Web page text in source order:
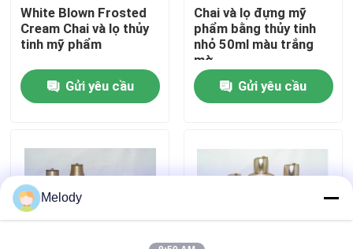
Liên hệ với chúng tôi
Yêu cầu Đặt giá
Chai thủy tinh mỹ phẩm
Chai thủy tinh nước hoa
White Blown Frosted
Cream Chai và lọ thủy
tinh mỹ phẩm
Gửi yêu cầu
Chai và lọ đựng mỹ
phẩm bằng thủy tinh
nhỏ 50ml màu trắng
mờ
Gửi yêu cầu
Melody